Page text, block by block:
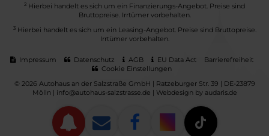
2 Hierbei handelt es sich um ein Finanzierungs-Angebot. Preise sind
Bruttopreise. Irrtümer vorbehalten.
3 Hierbei handelt es sich um ein Leasing-Angebot. Preise sind Bruttopreise.
Irrtümer vorbehalten.
Impressum Datenschutz AGB EU Data Act
Barrierefreiheit
Cookie Einstellungen
© 2026 Autohaus an der Salzstraße GmbH | Ratzeburger Str. 39 | DE-23879
Mölln | info@autohaus-salzstrasse.de | Webdesign by audaris.de